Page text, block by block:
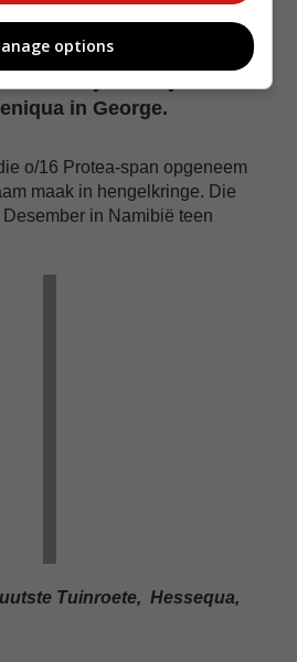
sportman. Hy is 'n
Laerskool Park en vir sy
in George.
o/16 Protea-span opgeneem
maak in hengelkringe. Die
in Namibië teen
Tuinroete, Hessequa,
options